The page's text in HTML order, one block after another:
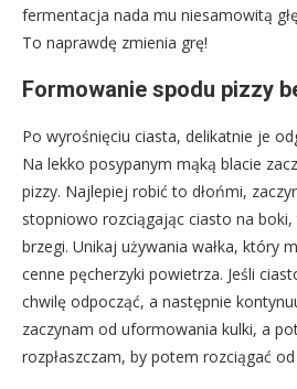
fermentacja nada mu niesamowitą
To naprawdę zmienia grę!
Formowanie spodu pizzy
Po wyrośnięciu ciasta, delikatnie je
Na lekko posypanym mąką blacie
pizzy. Najlepiej robić to dłońmi,
stopniowo rozciągając ciasto na
brzegi. Unikaj używania wałka, który
cenne pęcherzyki powietrza. Jeśli
chwilę odpocząć, a następnie
zaczynam od uformowania kulki, a
rozpłaszczam, by potem rozciągać